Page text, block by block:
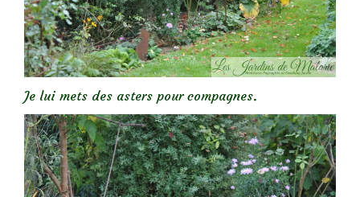
Je lui mets des asters pour compagnes.